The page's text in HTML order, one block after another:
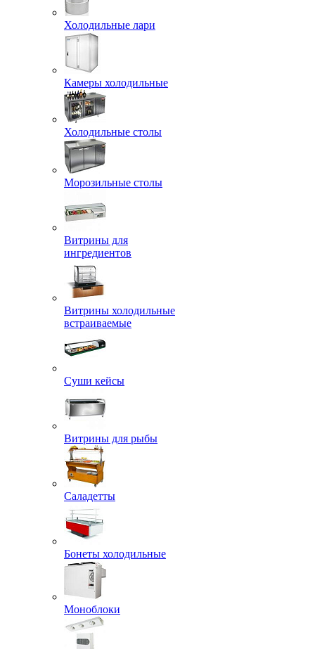
Холодильные лари
Камеры холодильные
Холодильные столы
Морозильные столы
Витрины для
ингредиентов
Витрины холодильные
встраиваемые
Суши кейсы
Витрины для рыбы
Саладетты
Бонеты холодильные
Моноблоки